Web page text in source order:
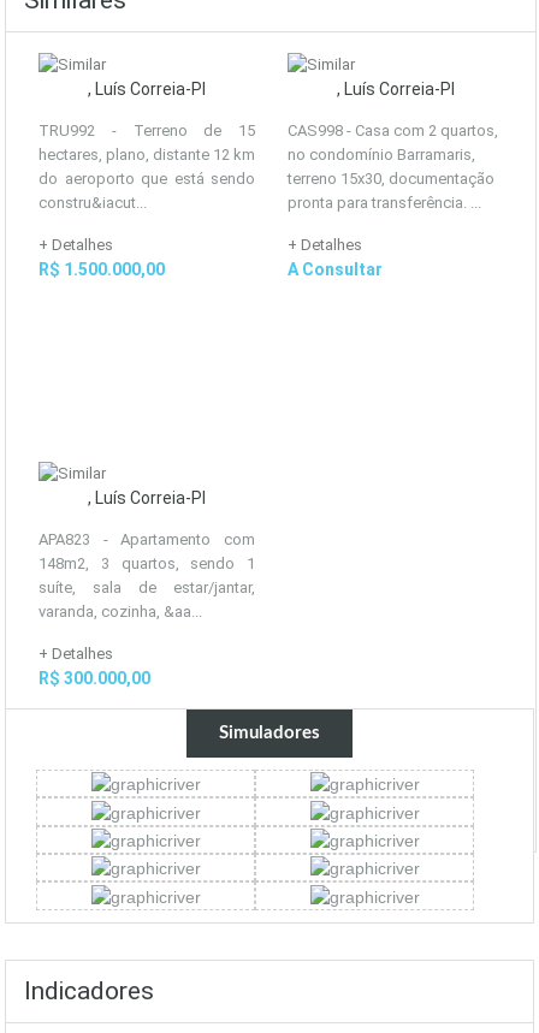
, Luís Correia-PI
TRU992 - Terreno de 15
hectares, plano, distante 12 km
do aeroporto que está sendo
constru&iacut...
+ Detalhes
R$ 1.500.000,00
, Luís Correia-PI
CAS998 - Casa com 2 quartos,
no condomínio Barramaris,
terreno 15x30, documentação
pronta para transferência. ...
+ Detalhes
A Consultar
, Luís Correia-PI
APA823 - Apartamento com
148m2, 3 quartos, sendo 1
suíte, sala de estar/jantar,
varanda, cozinha, &aa...
+ Detalhes
R$ 300.000,00
Simuladores
Indicadores